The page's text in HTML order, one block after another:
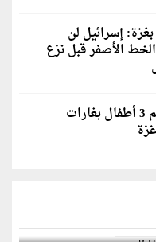
إسرائيل لن
الأصفر قبل نزع
10 شهداء منهم 3 أطفال بغارات
السبب